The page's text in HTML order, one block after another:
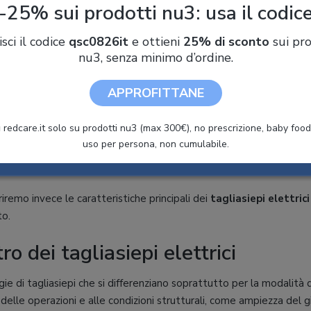
di tagliasiepi disponibili sul mercato, di conseguenza è
prima di decidere quale acquistare. Date uno sguardo alla
si sposi meglio con le vostre esigenze.
LEGGI ANCHE
Come scegliere il tagliasiepi
invece le caratteristiche principali dei tagliasiepi elettrici
dei tagliasiepi elettrici
di tagliasiepi che si differenziano soprattutto per la modalità
operazioni e alle condizioni strutturali, come ampiezza del
-25% sui prodotti nu3: usa il
il codice qsc0826ite ottieni 25% di sconto sui
nu3, senza minimo d’ordine.
APPROFITTANE
redcare.it solo su prodotti nu3 (max 300€), no prescrizione, baby
uso per persona, non cumulabile.